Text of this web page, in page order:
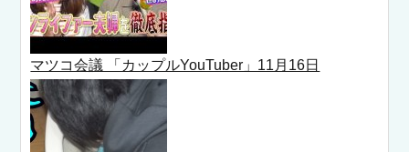
マツコ会議 「カップルYouTuber」11月16日